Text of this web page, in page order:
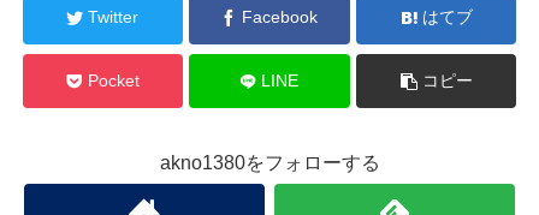
Twitter Facebook はてブ
Pocket LINE コピー
akno1380をフォローする